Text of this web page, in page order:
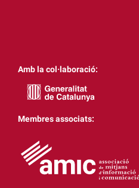
Amb la col·laboració:
Membres associats: